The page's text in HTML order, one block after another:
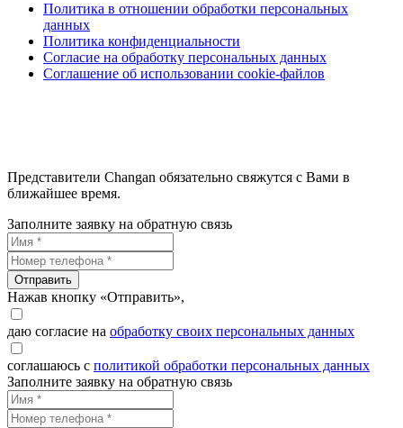
Политика в отношении обработки персональных
данных
Политика конфиденциальности
Согласие на обработку персональных данных
Соглашение об использовании cookie-файлов
Представители Changan обязательно свяжутся с Вами в
ближайшее время.
Заполните заявку на обратную связь
Отправить
Нажав кнопку «Отправить»,
даю согласие на обработку своих персональных данных
соглашаюсь с политикой обработки персональных данных
Заполните заявку на обратную связь